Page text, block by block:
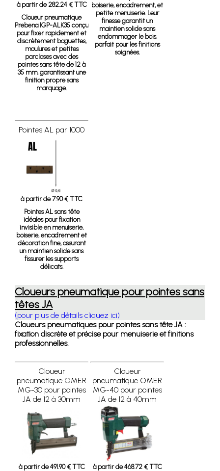
à partir de 282.24 € TTC
Cloueur pneumatique
Prebena 1GP-ALK35conçu
pour fixer rapidement et
discrètement baguettes,
moulures et petites
parcloses avec des
pointes sans tête de 12 à
35 mm, garantissant une
finition propre sans
marquage.
boiserie, encadrement, et
petite menuiserie. Leur
finesse garantit un
maintien solide sans
endommager le bois,
parfait pour les finitions
soignées.
Pointes AL par 1000
à partir de 7.90 € TTC
Pointes AL sans tête
idéales pour fixation
invisible en menuiserie,
boiserie, encadrement et
décoration fine, assurant
un maintien solide sans
fissurer les supports
délicats.
Cloueurs pneumatique pour pointes sans
têtes JA
(pour plus de détails cliquez ici)
Cloueurs pneumatiques pour pointes sans tête JA :
fixation discrète et précise pour menuiserie et finitions
professionnelles.
Cloueur
pneumatique OMER
MG-30 pour pointes
JA de 12 à 30mm
à partir de 491.90 € TTC
Cloueur
pneumatique OMER
MG-40 pour pointes
JA de 12 à 40mm
à partir de 468.72 € TTC